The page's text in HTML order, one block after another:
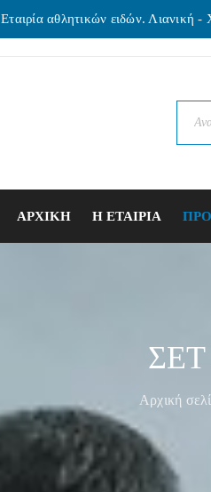
Εταιρία αθλητικών ειδών. Λιανική -
ΑΡΧΙΚΗ Η ΕΤΑΙΡΙΑ
Αρχική